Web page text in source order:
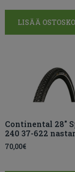
LISÄÄ
Continental 28″
240 37-622
70,00€